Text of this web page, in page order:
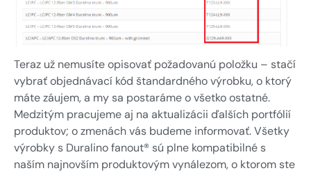
Teraz už nemusíte opisovať požadovanú položku – stačí
vybrať objednávací kód štandardného výrobku, o ktorý
máte záujem, a my sa postaráme o všetko ostatné.
Medzitým pracujeme aj na aktualizácii ďalších portfólií
produktov; o zmenách vás budeme informovať. Všetky
výrobky s Duralino fanout® sú plne kompatibilné s
naším najnovším produktovým vynálezom, o ktorom ste